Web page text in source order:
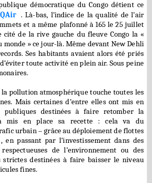
démocratique du Congo détient ce
. Là-bas, l’indice de la qualité de l’air
et a même plafonné à 165 le 25 juillet
cité de la rive gauche du fleuve Congo la «
monde » ce jour-là. Même devant New Dehli
Ses habitants avaient alors été priés
toute activité en plein air. Sous peine
pollution atmosphérique touche toutes les
Mais certaines d’entre elles ont mis en
publiques destinées à faire retomber la
a mis en place sa recette : cela va du
urbain – grâce au déploiement de flottes
en passant par l’investissement dans des
de l’environnement ou des
strictes destinées à faire baisser le niveau
fines.